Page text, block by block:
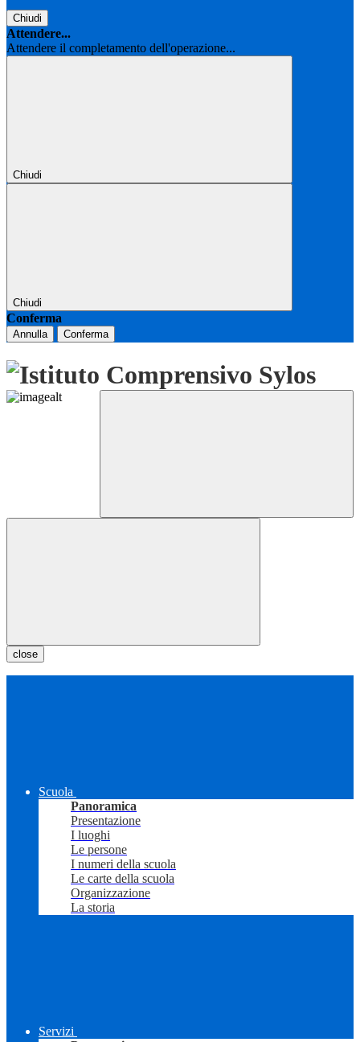
Chiudi
Attendere...
Attendere il completamento dell'operazione...
Chiudi
Chiudi
Conferma
Annulla Conferma
close
Scuola
Panoramica
Presentazione
I luoghi
Le persone
I numeri della scuola
Le carte della scuola
Organizzazione
La storia
Servizi